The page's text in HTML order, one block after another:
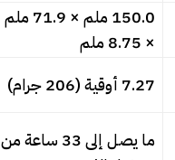
150.0 ملم × 71.9 ملم
× 8.75 ملم
7.27 أوقية (206 جرام)
ما يصل إلى 33 ساعة من